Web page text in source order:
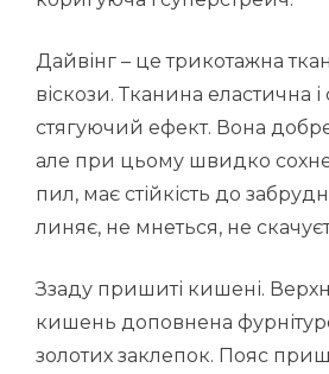
Дайвінг – це трикотажна
віскози. Тканина еластична
стягуючий ефект. Вона
але при цьому швидко
пил, має стійкість до
линяє, не мнеться, не
Ззаду пришиті кишені.
кишень доповнена
золотих заклепок. Пояс